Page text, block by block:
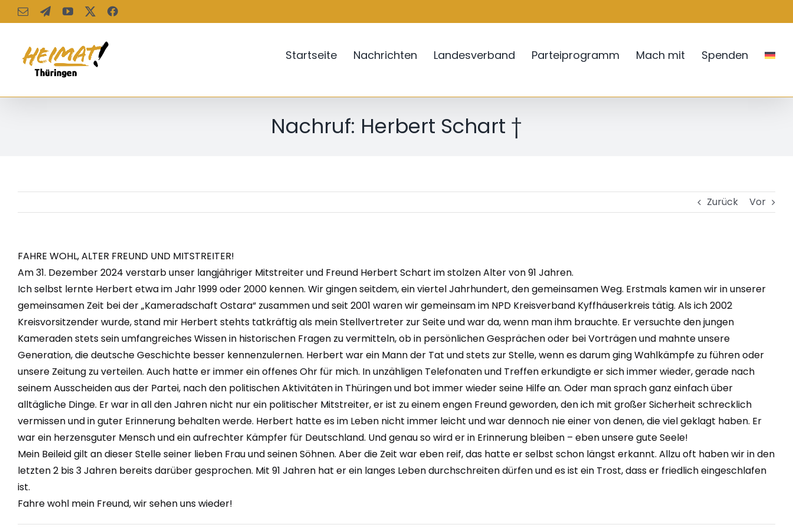
Zum
Inhalt
E-
Mail
TelegramYouTube Facebook
Startseite Nachrichten Landesverband Parteiprogramm Mach mit Spenden
Nachruf: Herbert Schart †
Zurück Vor
FAHRE WOHL, ALTER FREUND UND MITSTREITER!
Am 31. Dezember 2024 verstarb unser langjähriger Mitstreiter und Freund Herbert Schart im stolzen Alter von 91 Jahren.
Ich selbst lernte Herbert etwa im Jahr 1999 oder 2000 kennen. Wir gingen seitdem, ein viertel Jahrhundert, den gemeinsamen Weg. Erstmals kamen wir in unserer
gemeinsamen Zeit bei der „Kameradschaft Ostara“ zusammen und seit 2001 waren wir gemeinsam im NPD Kreisverband Kyffhäuserkreis tätig. Als ich 2002
Kreisvorsitzender wurde, stand mir Herbert stehts tatkräftig als mein Stellvertreter zur Seite und war da, wenn man ihm brauchte. Er versuchte den jungen
Kameraden stets sein umfangreiches Wissen in historischen Fragen zu vermitteln, ob in persönlichen Gesprächen oder bei Vorträgen und mahnte unsere
Generation, die deutsche Geschichte besser kennenzulernen. Herbert war ein Mann der Tat und stets zur Stelle, wenn es darum ging Wahlkämpfe zu führen oder
unsere Zeitung zu verteilen. Auch hatte er immer ein offenes Ohr für mich. In unzähligen Telefonaten und Treffen erkundigte er sich immer wieder, gerade nach
seinem Ausscheiden aus der Partei, nach den politischen Aktivitäten in Thüringen und bot immer wieder seine Hilfe an. Oder man sprach ganz einfach über
alltägliche Dinge. Er war in all den Jahren nicht nur ein politischer Mitstreiter, er ist zu einem engen Freund geworden, den ich mit großer Sicherheit schrecklich
vermissen und in guter Erinnerung behalten werde. Herbert hatte es im Leben nicht immer leicht und war dennoch nie einer von denen, die viel geklagt haben. Er
war ein herzensguter Mensch und ein aufrechter Kämpfer für Deutschland. Und genau so wird er in Erinnerung bleiben – eben unsere gute Seele!
Mein Beileid gilt an dieser Stelle seiner lieben Frau und seinen Söhnen. Aber die Zeit war eben reif, das hatte er selbst schon längst erkannt. Allzu oft haben wir in den
letzten 2 bis 3 Jahren bereits darüber gesprochen. Mit 91 Jahren hat er ein langes Leben durchschreiten dürfen und es ist ein Trost, dass er friedlich eingeschlafen
ist.
Fahre wohl mein Freund, wir sehen uns wieder!